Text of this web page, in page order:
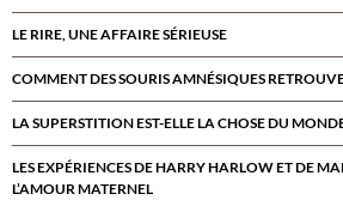
LE RIRE, UNE AFFAIRE SÉRIEUSE
COMMENT DES SOURIS AMNÉSIQUES
LA SUPERSTITION EST-ELLE LA CHOSE DU
LES EXPÉRIENCES DE HARRY HARLOW ET DE
L’AMOUR MATERNEL